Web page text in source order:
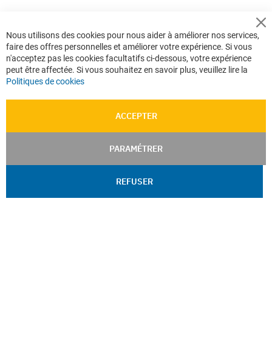
Nous utilisons des cookies pour nous aider à améliorer nos services,
faire des offres personnelles et améliorer votre expérience. Si vous
n'acceptez pas les cookies facultatifs ci-dessous, votre expérience
peut être affectée. Si vous souhaitez en savoir plus, veuillez lire la
Politiques de cookies
ACCEPTER
PARAMÉTRER
REFUSER